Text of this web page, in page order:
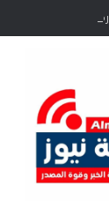
اليوم الجمعة 7اغسطس